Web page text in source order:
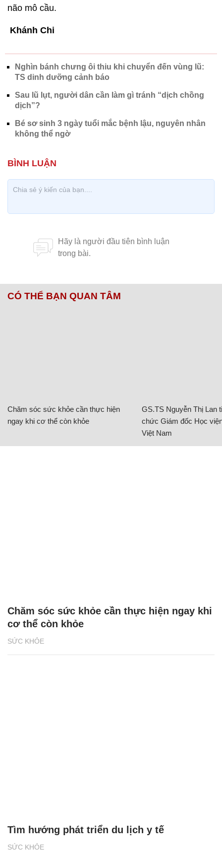
não mô cầu.
Khánh Chi
Nghìn bánh chưng ôi thiu khi chuyển đến vùng lũ:
TS dinh dưỡng cảnh báo
Sau lũ lụt, người dân cần làm gì tránh “dịch chồng
dịch”?
Bé sơ sinh 3 ngày tuổi mắc bệnh lậu, nguyên nhân
không thể ngờ
CÓ THỂ BẠN QUAN TÂM
Chăm sóc sức khỏe cần thực hiện
ngay khi cơ thể còn khỏe
GS.TS Nguyễn Thị Lan
chức Giám đốc Học
Việt Nam
SỨC KHỎE
Chăm sóc sức khỏe cần thực hiện ngay khi
cơ thể còn khỏe
SỨC KHỎE
Tìm hướng phát triển du lịch y tế